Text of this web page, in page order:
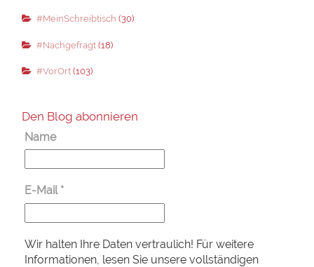
#MeinSchreibtisch (30)
#Nachgefragt(18)
#VorOrt(103)
Den Blog abonnieren
Name
E-Mail *
Wir halten Ihre Daten vertraulich! Für weitere
Informationen, lesen Sie unsere vollständigen